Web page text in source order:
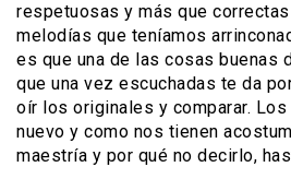
respetuosas y más que
melodías que teníamos
es que una de las cosas buenas
que una vez escuchadas te da
oír los originales y comparar. Los
nuevo y como nos tienen
maestría y por qué no decirlo,